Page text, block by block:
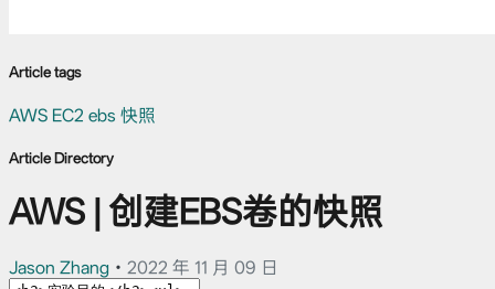
Article tags
AWS EC2 ebs 快照
Article Directory
AWS | 创建EBS卷的快照
Jason Zhang • 2022 年 11 月 09 日